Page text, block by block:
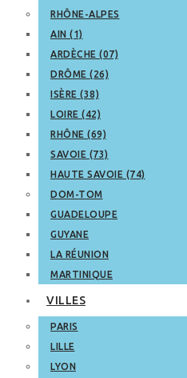
RHÔNE-ALPES
AIN (1)
ARDÈCHE (07)
DRÔME (26)
ISÈRE (38)
LOIRE (42)
RHÔNE (69)
SAVOIE (73)
HAUTE SAVOIE (74)
DOM-TOM
GUADELOUPE
GUYANE
LA RÉUNION
MARTINIQUE
VILLES
PARIS
LILLE
LYON